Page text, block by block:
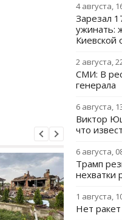
4 августа,
Зарезал
ужинать:
Киевской
2 августа,
СМИ: В
генерала
6 августа,
Виктор
что
6 августа,
Трамп
нехватки
1 августа,
Нет